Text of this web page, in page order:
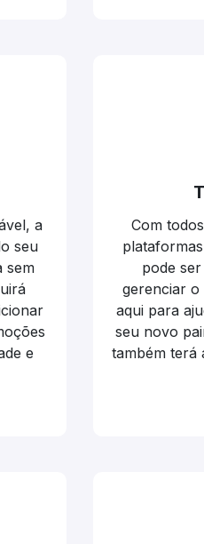
a
seu
sem
e
Com
pode
gerenciar o
aqui para
seu novo
também terá